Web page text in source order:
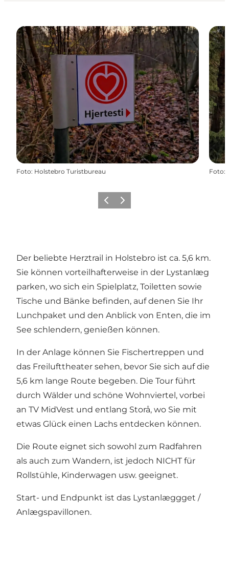
Foto: Holstebro Turistbureau Foto:
ZurückWeiter
Der beliebte Herztrail in Holstebro ist ca. 5,6 km.
Sie können vorteilhafterweise in der Lystanlæg
parken, wo sich ein Spielplatz, Toiletten sowie
Tische und Bänke befinden, auf denen Sie Ihr
Lunchpaket und den Anblick von Enten, die im
See schlendern, genießen können.
In der Anlage können Sie Fischertreppen und
das Freilufttheater sehen, bevor Sie sich auf die
5,6 km lange Route begeben. Die Tour führt
durch Wälder und schöne Wohnviertel, vorbei
an TV MidVest und entlang Storå, wo Sie mit
etwas Glück einen Lachs entdecken können.
Die Route eignet sich sowohl zum Radfahren
als auch zum Wandern, ist jedoch NICHT für
Rollstühle, Kinderwagen usw. geeignet.
Start- und Endpunkt ist das Lystanlæggget /
Anlægspavillonen.